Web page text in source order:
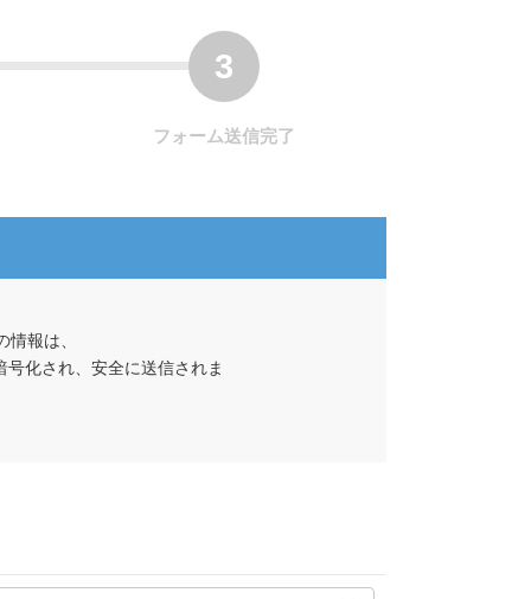
フォーム送信完了
情報は、
号化され、安全に送信されま